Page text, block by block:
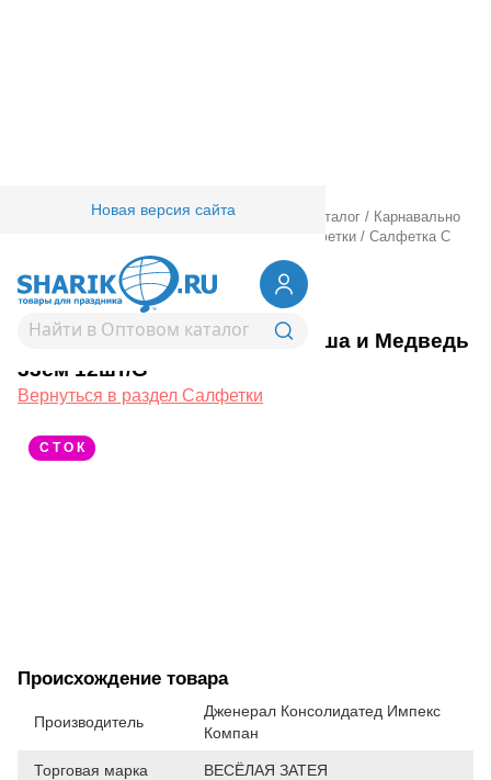
Новая версия сайта
Товары для праздника/ Оптовый каталог / Карнавально
Салфетки / Салфетка С
ДР Маша и Медведь 33см 12шт/G
1502-6059Салфетка С ДР Маша и Медведь
33см 12шт/G
Вернуться в раздел Салфетки
С Т О К
Происхождение товара
Производитель
Дженерал Консолидатед Импекс
Компан
Торговая марка ВЕСЁЛАЯ ЗАТЕЯ